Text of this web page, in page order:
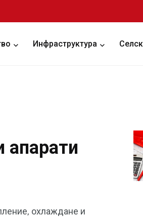
Инфраструктура
апарати
охлаждане и